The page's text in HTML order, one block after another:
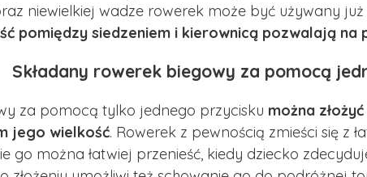
niewielkiej wadze rowerek może być używany
pomiędzy siedzeniem i kierownicą pozwalają na
Składany rowerek biegowy za pomocą
za pomocą tylko jednego przycisku można
jego wielkość. Rowerek z pewnością zmieści się z
go można łatwiej przenieść, kiedy dziecko